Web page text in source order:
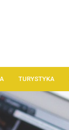
TURYSTYKA